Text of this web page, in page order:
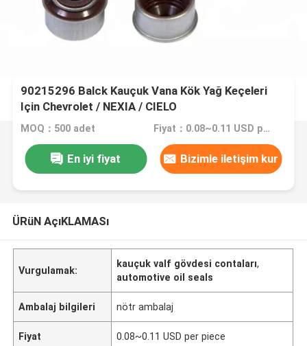
90215296 Balck Kauçuk Vana Kök Yağ Keçeleri
Için Chevrolet / NEXIA / CIELO
MOQ：500 adet Fiyat：0.08~0.11 USD per piece
En iyi fiyat Bizimle iletişim kur
ÜRüN AçıKLAMASı
Vurgulamak:
kauçuk valf gövdesi contaları,
automotive oil seals
Ambalaj bilgileri nötr ambalaj
Fiyat 0.08~0.11 USD per piece